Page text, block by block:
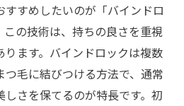
を満喫できるスポット
リュームラッシュの違いを
の特長と違い
すめしたいのが「バインドロ
この技術は、持ちの良さを重視
ります。バインドロックは複数
つ毛に結びつける方法で、通常
さを保てるのが特長です。初